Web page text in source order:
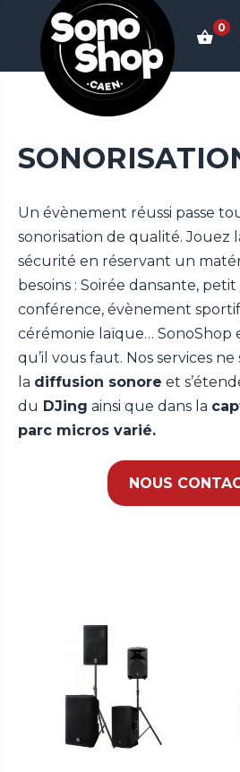
0
Un évènement réussi passe
sonorisation de qualité. Jouez
sécurité en réservant un
besoins : Soirée dansante,
conférence, évènement
cérémonie laïque… SonoShop
qu’il vous faut. Nos services
la diffusion sonore et
du DJing ainsi que dans la
parc micros varié.
NOUS